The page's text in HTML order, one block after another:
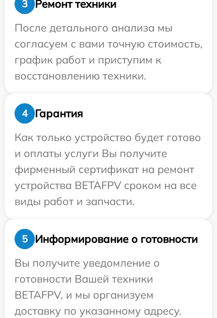
3
Ремонт техники
После детального анализа мы
согласуем с вами точную стоимость,
график работ и приступим к
восстановлению техники.
4
Гарантия
Как только устройство будет готово
и оплаты услуги Вы получите
фирменный сертификат на ремонт
устройства BETAFPV сроком на все
виды работ и запчасти.
5
Информирование о готовности
Вы получите уведомление о
готовности Вашей техники
BETAFPV, и мы организуем
доставку по указанному адресу.